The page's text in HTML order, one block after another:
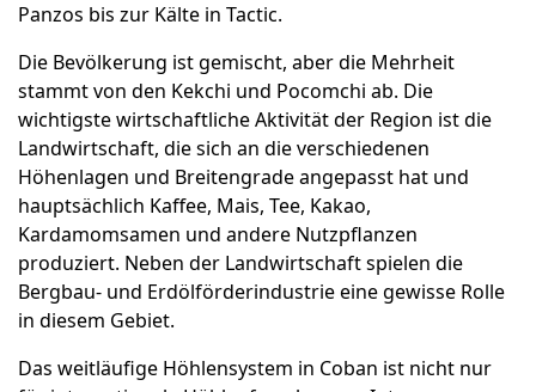
Panzos bis zur Kälte in Tactic.
Die Bevölkerung ist gemischt, aber die Mehrheit
stammt von den Kekchi und Pocomchi ab. Die
wichtigste wirtschaftliche Aktivität der Region ist die
Landwirtschaft, die sich an die verschiedenen
Höhenlagen und Breitengrade angepasst hat und
hauptsächlich Kaffee, Mais, Tee, Kakao,
Kardamomsamen und andere Nutzpflanzen
produziert. Neben der Landwirtschaft spielen die
Bergbau- und Erdölförderindustrie eine gewisse Rolle
in diesem Gebiet.
Das weitläufige Höhlensystem in Coban ist nicht nur